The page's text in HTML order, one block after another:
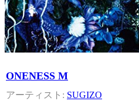
ONENESS M
SUGIZO